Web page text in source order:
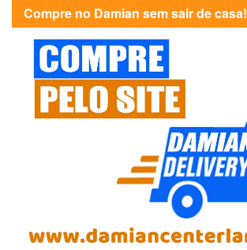
Compre no Damian sem sair de casa!